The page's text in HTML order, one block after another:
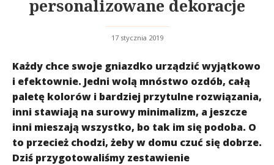
personalizowane dekoracje
17 stycznia 2019
Każdy chce swoje gniazdko urządzić wyjątkowo
i efektownie. Jedni wolą mnóstwo ozdób, całą
paletę kolorów i bardziej przytulne rozwiązania,
inni stawiają na surowy minimalizm, a jeszcze
inni mieszają wszystko, bo tak im się podoba. O
to przecież chodzi, żeby w domu czuć się dobrze.
Dziś przygotowaliśmy zestawienie